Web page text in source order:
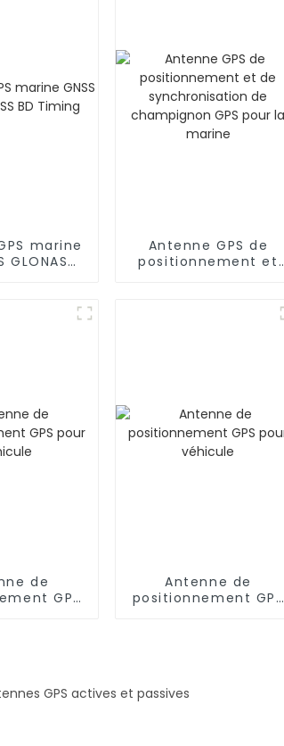
marine
GLONASS
Antenne GPS de
positionnement et
de
GPS
Antenne de
positionnement GPS